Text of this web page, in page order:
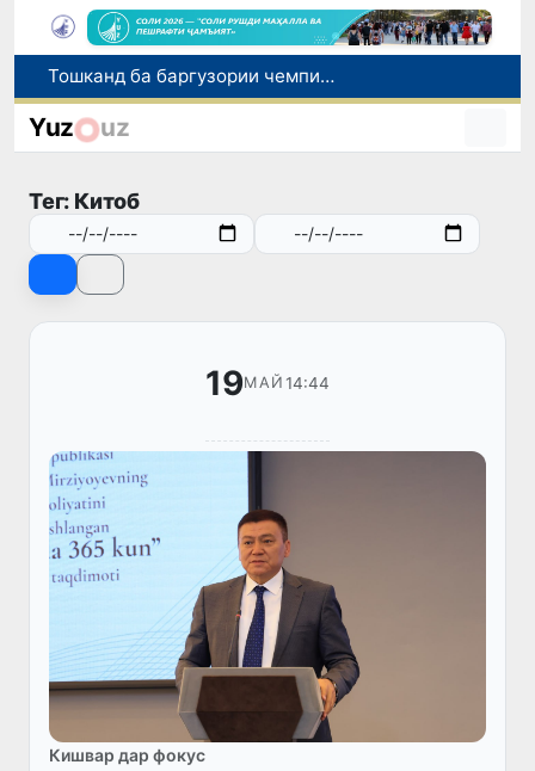
Шаҳрвандони Ӯзбекистон метавонанд дар доираи барномаи H-2A ба корҳои мавсимии кишоварзӣ дар ИМА сафарбар шаванд
Намояндагии Агентии муҳоҷират дар Москва моҳи июл ба зиёда аз 1,8 ҳазор шаҳрванди Ӯзбекистон кумак расонд
Тошканд ба баргузории чемпионати Осиё оид ба вазнабардорӣ омодагӣ мебинад
Yuz uz
Тег: Китоб
19МАЙ 14:44
Кишвар дар фокус